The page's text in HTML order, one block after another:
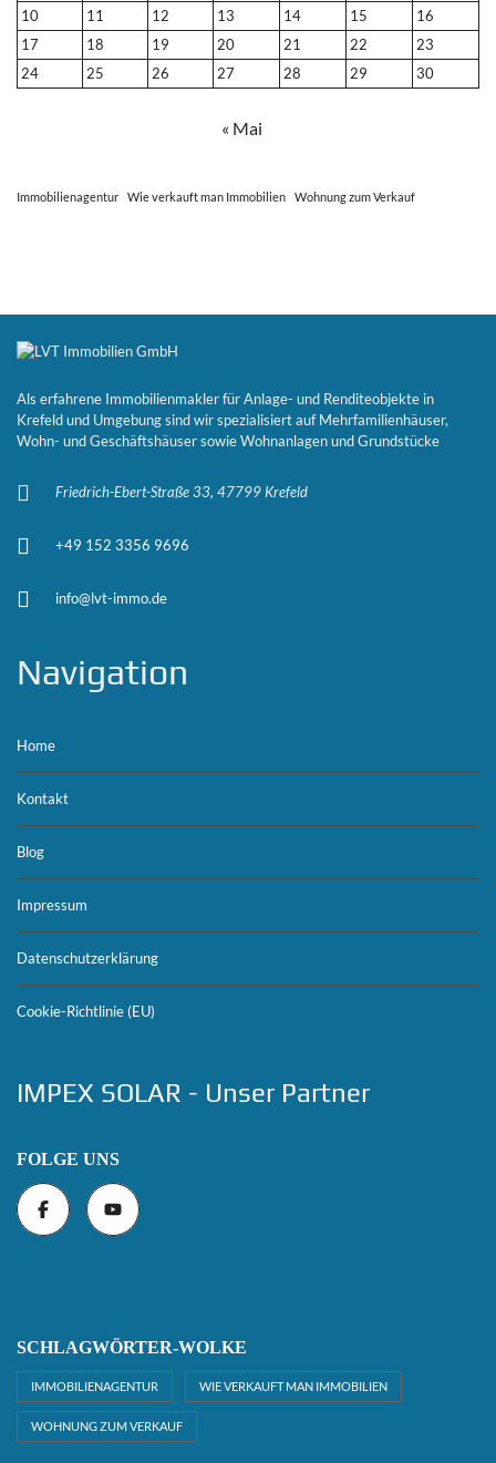
10
11 12 13 14 15
16
17
18 19 20 21 22
23
24
25 26 27 28 29 30
« Mai
Immobilienagentur Wie verkauft man Immobilien Wohnung zum Verkauf
Als erfahrene Immobilienmakler für Anlage- und Renditeobjekte in
Krefeld und Umgebung sind wir spezialisiert auf Mehrfamilienhäuser,
Wohn- und Geschäftshäuser sowie Wohnanlagen und Grundstücke
Friedrich-Ebert-Straße 33, 47799 Krefeld
+49 152 3356 9696
info@lvt-immo.de
Navigation
Home
Kontakt
Blog
Impressum
Datenschutzerklärung
Cookie-Richtlinie (EU)
IMPEX SOLAR - Unser Partner
FOLGE UNS
SCHLAGWÖRTER-WOLKE
IMMOBILIENAGENTUR WIE VERKAUFT MAN IMMOBILIEN
WOHNUNG ZUM VERKAUF